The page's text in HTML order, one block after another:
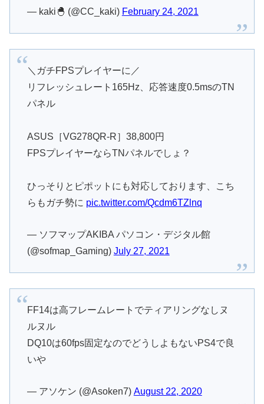
— kaki🐣 (@CC_kaki) February 24, 2021
＼ガチFPSプレイヤーに／
リフレッシュレート165Hz、応答速度0.5msのTN
パネル
ASUS［VG278QR-R］38,800円
FPSプレイヤーならTNパネルでしょ？
ひっそりとピポットにも対応しております、こち
らもガチ勢に pic.twitter.com/Qcdm6TZlnq
— ソフマップAKIBA パソコン・デジタル館
(@sofmap_Gaming) July 27, 2021
FF14は高フレームレートでティアリングなしヌ
ルヌル
DQ10は60fps固定なのでどうしよもないPS4で良
いや
— アソケン (@Asoken7) August 22, 2020